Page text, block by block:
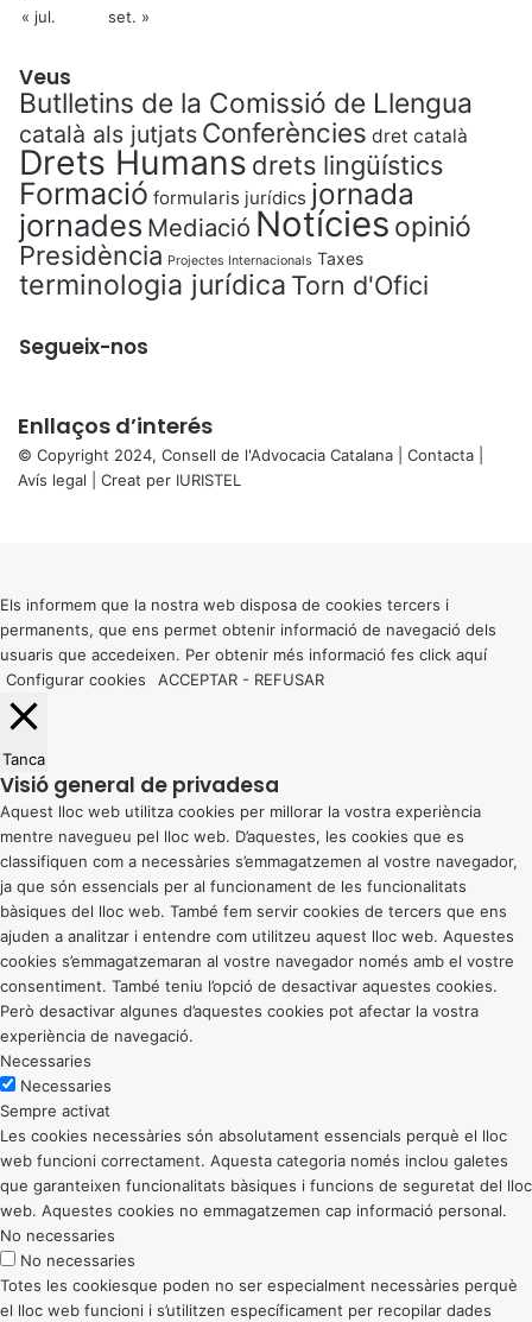
« jul.
set. »
Veus
Butlletins de la Comissió de Llengua
català als jutjats Conferències dret català
Drets Humans drets lingüístics
Formació formularis jurídics jornada
jornades Mediació Notícies opinió
Presidència Projectes Internacionals Taxes
terminologia jurídica Torn d'Ofici
Segueix-nos
Enllaços d’interés
© Copyright 2024, Consell de l'Advocacia Catalana | Contacta
Avís legal | Creat per IURISTEL
button
Els informem que la nostra web disposa de cookies tercers i
permanents, que ens permet obtenir informació de navegació dels
usuaris que accedeixen. Per obtenir més informació fes click aquí
Configurar cookies
ACCEPTAR - REFUSAR
Tanca
Visió general de privadesa
Aquest lloc web utilitza cookies per millorar la vostra experiència
mentre navegueu pel lloc web. D’aquestes, les cookies que es
classifiquen com a necessàries s’emmagatzemen al vostre navegador,
ja que són essencials per al funcionament de les funcionalitats
bàsiques del lloc web. També fem servir cookies de tercers que ens
ajuden a analitzar i entendre com utilitzeu aquest lloc web. Aquestes
cookies s’emmagatzemaran al vostre navegador només amb el vostre
consentiment. També teniu l’opció de desactivar aquestes cookies.
Però desactivar algunes d’aquestes cookies pot afectar la vostra
experiència de navegació.
Necessaries
Necessaries
Sempre activat
Les cookies necessàries són absolutament essencials perquè el lloc
web funcioni correctament. Aquesta categoria només inclou galetes
que garanteixen funcionalitats bàsiques i funcions de seguretat del lloc
web. Aquestes cookies no emmagatzemen cap informació personal.
No necessaries
No necessaries
Totes les cookiesque poden no ser especialment necessàries perquè
el lloc web funcioni i s’utilitzen específicament per recopilar dades